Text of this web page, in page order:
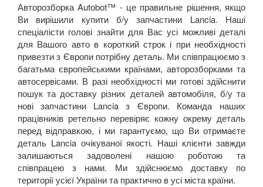
Авторозборка Autobot™ - це правильне рішення, якщо
Ви вирішили купити б/у запчастини Lancia. Наші
спеціалісти голові знайти для Вас усі можливі деталі
для Вашого авто в короткий строк і при необхідності
привезти з Європи потрібну деталь. Ми співпрацюємо з
багатьма європейськими країнами, авторозборками та
автосервісами. В разі необхідності ми готові здійснити
пошук та доставку різних деталей автомобіля, б/у та
нові запчастини Lancia з Європи. Команда наших
працівників ретельно перевіряє кожну окрему деталь
перед відправкою, і ми гарантуємо, що Ви отримаєте
деталь Lancia очікуваної якості. Наші клієнти завжди
залишаються задоволені нашою роботою та
співпрацею з нами. Ми здійснюємо доставку по
території усієї України та практично в усі міста країни.